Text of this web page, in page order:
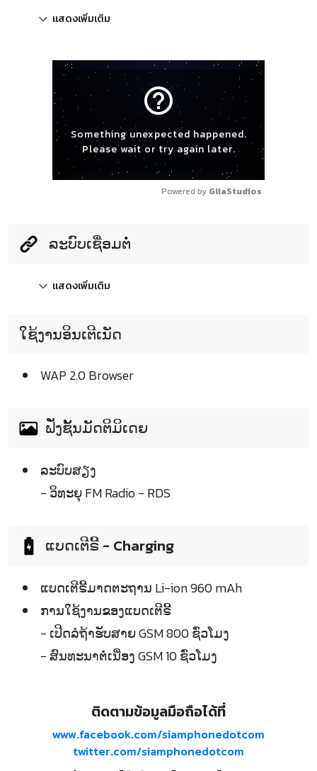
แสดงเพิ่มเติม
help_outline
Something unexpected happened.
Please wait or try again later.
Powered by GliaStudios
ລະບົບເຊື່ອມຕໍ່
แสดงเพิ่มเติม
ໃຊ້ງານອິນເຕີເນັດ
WAP 2.0 Browser
ຟັ່ງຊັ້ນມັດຕິມິເດຍ
ລະບົບສຽງ
- ວິທະຍຸ FM Radio - RDS
ແບດເຕີຣີ້ - Charging
ແບດເຕີຣີ້ມາດຕະຖານ Li-ion 960 mAh
ການໃຊ້ງານຂອງແບດເຕີຣີ້
- ເປີດລໍຖ້າຮັບສາຍ GSM 800 ຊົ່ວໂມງ
- ສົນທະນາຕໍ່ເນື່ອງ GSM 10 ຊົ່ວໂມງ
ติดตามข้อมูลมือถือได้ที่
www.facebook.com/siamphonedotcom
twitter.com/siamphonedotcom